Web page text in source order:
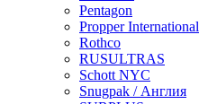
Pentagon
Propper International
Rothco
RUSULTRAS
Schott NYC
Snugpak / Англия